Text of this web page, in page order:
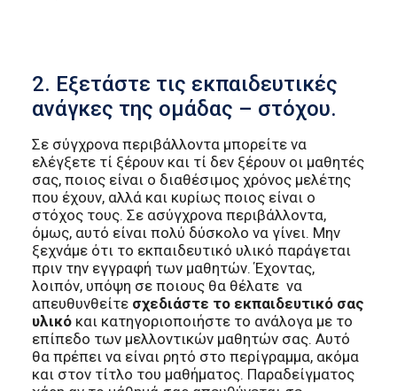
2. Εξετάστε τις εκπαιδευτικές
ανάγκες της ομάδας – στόχου.
Σε σύγχρονα περιβάλλοντα μπορείτε να
ελέγξετε τί ξέρουν και τί δεν ξέρουν οι μαθητές
σας, ποιος είναι ο διαθέσιμος χρόνος μελέτης
που έχουν, αλλά και κυρίως ποιος είναι ο
στόχος τους. Σε ασύγχρονα περιβάλλοντα,
όμως, αυτό είναι πολύ δύσκολο να γίνει. Μην
ξεχνάμε ότι το εκπαιδευτικό υλικό παράγεται
πριν την εγγραφή των μαθητών. Έχοντας,
λοιπόν, υπόψη σε ποιους θα θέλατε να
απευθυνθείτε σχεδιάστε το εκπαιδευτικό σας
υλικό και κατηγοριοποιήστε το ανάλογα με το
επίπεδο των μελλοντικών μαθητών σας. Αυτό
θα πρέπει να είναι ρητό στο περίγραμμα, ακόμα
και στον τίτλο του μαθήματος. Παραδείγματος